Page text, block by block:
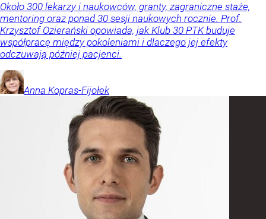
Około 300 lekarzy i naukowców, granty, zagraniczne staże,
mentoring oraz ponad 30 sesji naukowych rocznie. Prof.
Krzysztof Ozierański opowiada, jak Klub 30 PTK buduje
współpracę między pokoleniami i dlaczego jej efekty
odczuwają później pacjenci.
Anna Kopras-Fijołek